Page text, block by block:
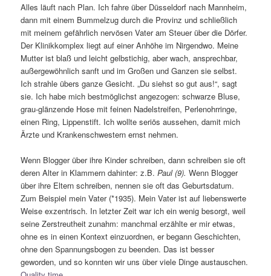
Alles läuft nach Plan. Ich fahre über Düsseldorf nach Mannheim,
dann mit einem Bummelzug durch die Provinz und schließlich
mit meinem gefährlich nervösen Vater am Steuer über die Dörfer.
Der Klinikkomplex liegt auf einer Anhöhe im Nirgendwo. Meine
Mutter ist blaß und leicht gelbstichig, aber wach, ansprechbar,
außergewöhnlich sanft und im Großen und Ganzen sie selbst.
Ich strahle übers ganze Gesicht. „Du siehst so gut aus!“, sagt
sie. Ich habe mich bestmöglichst angezogen: schwarze Bluse,
grau-glänzende Hose mit feinen Nadelstreifen, Perlenohrringe,
einen Ring, Lippenstift. Ich wollte seriös aussehen, damit mich
Ärzte und Krankenschwestern ernst nehmen.
Wenn Blogger über ihre Kinder schreiben, dann schreiben sie oft
deren Alter in Klammern dahinter: z.B.Paul (9).Wenn Blogger
über ihre Eltern schreiben, nennen sie oft das Geburtsdatum.
Zum Beispiel mein Vater (*1935). Mein Vater ist auf liebenswerte
Weise exzentrisch. In letzter Zeit war ich ein wenig besorgt, weil
seine Zerstreutheit zunahm: manchmal erzählte er mir etwas,
ohne es in einen Kontext einzuordnen, er begann Geschichten,
ohne den Spannungsbogen zu beenden. Das ist besser
geworden, und so konnten wir uns über viele Dinge austauschen.